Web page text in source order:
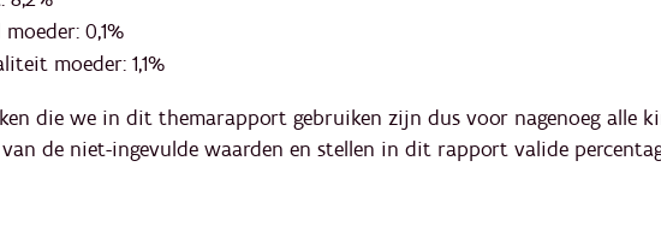
0,1%
moeder: 1,1%
die we in dit themarapport gebruiken zijn dus voor nagenoeg alle
de niet-ingevulde waarden en stellen in dit rapport valide